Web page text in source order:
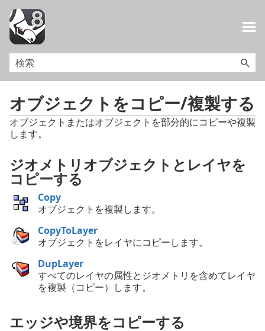
オブジェクトをコピー/複製する
オブジェクトまたはオブジェクトを部分的にコピーや複製
します。
ジオメトリオブジェクトとレイヤを
コピーする
Copy
オブジェクトを複製します。
CopyToLayer
オブジェクトをレイヤにコピーします。
DupLayer
すべてのレイヤの属性とジオメトリを含めてレイヤ
を複製（コピー）します。
エッジや境界をコピーする